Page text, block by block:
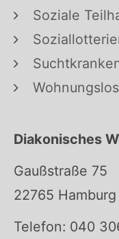
Soziale
Diakonisches
Gaußstraße 75
22765 Hamburg
Telefon: 040